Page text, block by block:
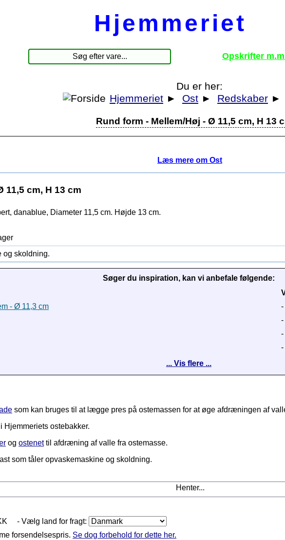
Hjemmeriet
Opskrifter
Du er her:
Hjemmeriet ► Ost ► Redskaber ►
Rund form - Mellem/Høj - Ø 11,5 cm, H 13
Læs mere om Ost
11,5 cm, H 13 cm
danablue, Diameter 11,5 cm. Højde 13 cm.
og skoldning.
Søger du inspiration, kan vi anbefale følgende:
- Ø 11,3 cm -
-
-
-
... Vis flere ...
som kan bruges til at lægge pres på ostemassen for at øge afdræningen af
Hjemmeriets ostebakker.
og ostenettil afdræning af valle fra ostemasse.
som tåler opvaskemaskine og skoldning.
Henter...
- Vælg land for fragt:
forsendelsespris. Se dog forbehold for dette her.